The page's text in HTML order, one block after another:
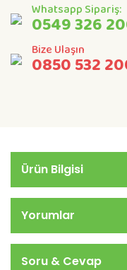
Whatsapp Sipariş:
0549 326
Bize Ulaşın
0850 532
Ürün Bilgisi
Yorumlar
Soru & Cevap